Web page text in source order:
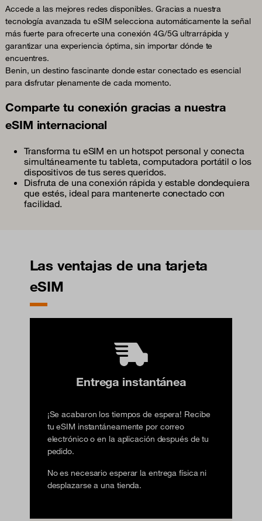
Accede a las mejores redes disponibles. Gracias a nuestra
tecnología avanzada tu eSIM selecciona automáticamente la señal
más fuerte para ofrecerte una conexión 4G/5G ultrarrápida y
garantizar una experiencia óptima, sin importar dónde te
encuentres.
Benin, un destino fascinante donde estar conectado es esencial
para disfrutar plenamente de cada momento.
Comparte tu conexión gracias a nuestra
eSIM internacional
Transforma tu eSIM en un hotspot personal y conecta
simultáneamente tu tableta, computadora portátil o los
dispositivos de tus seres queridos.
Disfruta de una conexión rápida y estable dondequiera
que estés, ideal para mantenerte conectado con
facilidad.
Las ventajas de una tarjeta
eSIM
Entrega instantánea
¡Se acabaron los tiempos de espera! Recibe
tu eSIM instantáneamente por correo
electrónico o en la aplicación después de tu
pedido.
No es necesario esperar la entrega física ni
desplazarse a una tienda.